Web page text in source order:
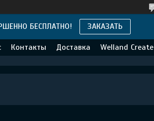
БЕСПЛАТНО! ЗАКАЗАТЬ
Контакты Доставка Welland Create